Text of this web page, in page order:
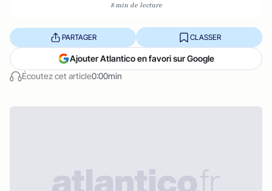
8 min de lecture
Écoutez cet article0:00min
PARTAGER CLASSER
Ajouter Atlantico en favori sur Google